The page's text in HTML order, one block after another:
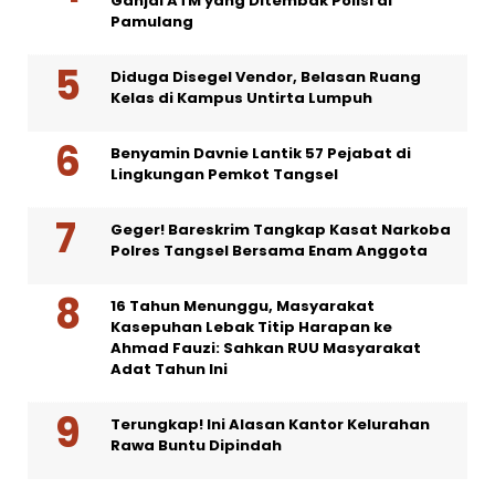
Pamulang
Diduga Disegel Vendor, Belasan Ruang
Kelas di Kampus Untirta Lumpuh
Benyamin Davnie Lantik 57 Pejabat di
Lingkungan Pemkot Tangsel
Geger! Bareskrim Tangkap Kasat Narkoba
Polres Tangsel Bersama Enam Anggota
16 Tahun Menunggu, Masyarakat
Kasepuhan Lebak Titip Harapan ke
Ahmad Fauzi: Sahkan RUU Masyarakat
Adat Tahun Ini
Terungkap! Ini Alasan Kantor Kelurahan
Rawa Buntu Dipindah